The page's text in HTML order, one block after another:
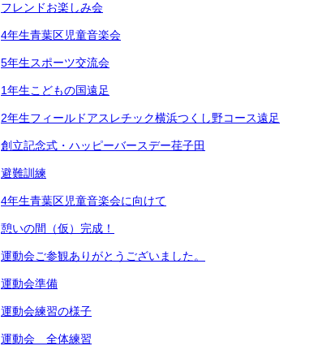
フレンドお楽しみ会
4年生青葉区児童音楽会
5年生スポーツ交流会
1年生こどもの国遠足
2年生フィールドアスレチック横浜つくし野コース遠足
創立記念式・ハッピーバースデー荏子田
避難訓練
4年生青葉区児童音楽会に向けて
憩いの間（仮）完成！
運動会ご参観ありがとうございました。
運動会準備
運動会練習の様子
運動会 全体練習